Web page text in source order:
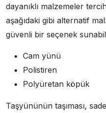
dayanıklı malzemeler
aşağıdaki gibi alternatif
güvenli bir seçenek
Cam yünü
Polistiren
Polyüretan köpük
Taşyününün taşıması,